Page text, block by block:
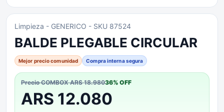
Limpieza - GENERICO - SKU 87524
BALDE PLEGABLE CIRCULAR
Mejor precio comunidad Compra interna segura
Precio COMBOXARS 18.98036% OFF
ARS 12.080